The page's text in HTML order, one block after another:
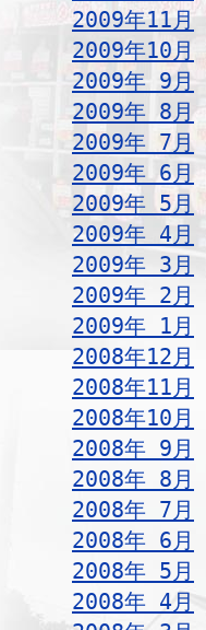
2009年11月
2009年10月
2009年 9月
2009年 8月
2009年 7月
2009年 6月
2009年 5月
2009年 4月
2009年 3月
2009年 2月
2009年 1月
2008年12月
2008年11月
2008年10月
2008年 9月
2008年 8月
2008年 7月
2008年 6月
2008年 5月
2008年 4月